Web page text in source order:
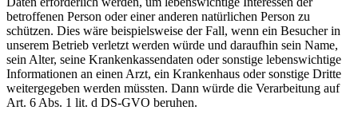
betroffenen Person oder einer anderen natürlichen Person zu
schützen. Dies wäre beispielsweise der Fall, wenn ein Besucher in
unserem Betrieb verletzt werden würde und daraufhin sein Name,
sein Alter, seine Krankenkassendaten oder sonstige lebenswichtige
Informationen an einen Arzt, ein Krankenhaus oder sonstige Dritte
weitergegeben werden müssten. Dann würde die Verarbeitung auf
Art. 6 Abs. 1 lit. d DS-GVO beruhen.